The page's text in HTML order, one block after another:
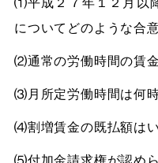
⑴平成２７年１２月以
についてどのような合
⑵通常の労働時間の賃金
⑶月所定労働時間は何時
⑷割増賃金の既払額はい